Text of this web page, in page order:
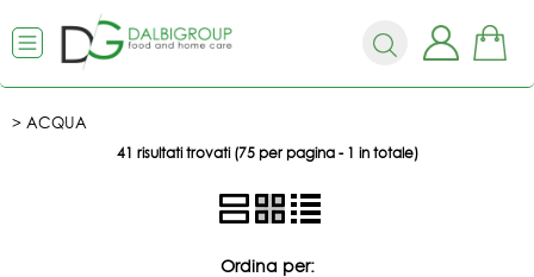
ACQUA
41 risultati trovati (75 per pagina - 1 in totale)
Ordina per: